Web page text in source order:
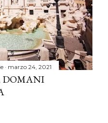
marzo 24, 2021
DOMANI